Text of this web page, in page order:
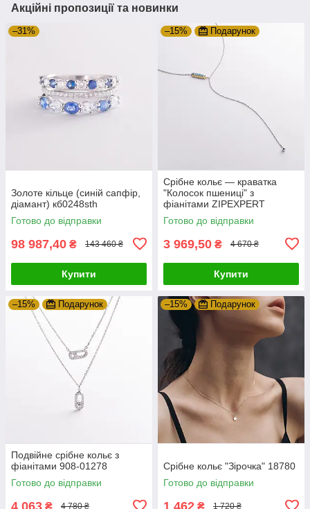
Акційні пропозиції та новинки
–31%
Золоте кільце (синій сапфір,
діамант) кб0248sth
Готово до відправки
98 987,40 ₴ 143 460 ₴
Купити
–15% Подарунок
Срібне кольє — краватка
"Колосок пшениці" з
фіанітами ZIPEXPERT
Готово до відправки
3 969,50 ₴ 4 670 ₴
Купити
–15% Подарунок
Подвійне срібне кольє з
фіанітами 908-01278
Готово до відправки
4 063 ₴ 4 780 ₴
–15% Подарунок
Срібне кольє "Зірочка" 18780
Готово до відправки
1 462 ₴ 1 720 ₴